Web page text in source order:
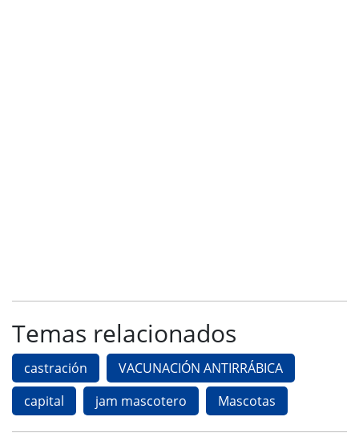
Temas relacionados
castración
VACUNACIÓN ANTIRRÁBICA
capital
jam mascotero Mascotas